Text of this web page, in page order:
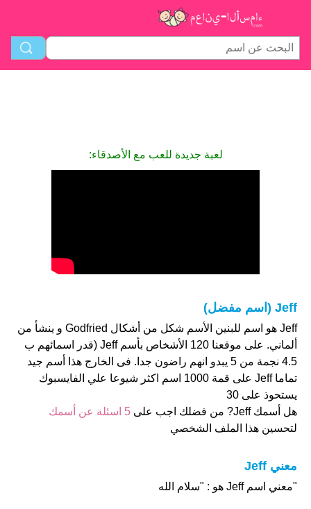
لعبة جديدة للعب مع الأصدقاء:
Jeff (اسم مفضل)
Jeff هو اسم للبنين الأسم شكل من أشكال Godfried و ينشأ من
ألماني. على موقعنا 120 الأشخاص بأسم Jeff (قدر اسمائهم ب
4.5 نجمة من 5 يبدو انهم راضون جدا. فى الخارج هذا أسم جيد
تماما Jeff على قمة 1000 اسم اكثر شيوعا علي الفايسبوك
يستحوذ على 30
هل أسمك Jeff? من فضلك اجب على
5 اسئلة عن أسمك
لتحسين هذا الملف الشخصي
معني Jeff
"معني اسم Jeff هو : "سلام الله